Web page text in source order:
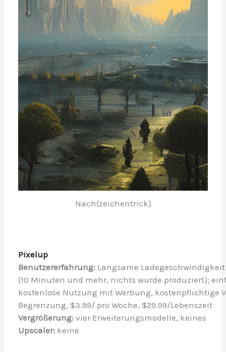
Nach(zeichentrick)
Pixelup
Benutzererfahrung: Langsame
(10 Minuten und mehr, nichts wurde produziert);
kostenlose Nutzung mit Werbung, kostenpflichtige
Begrenzung, $3.99/ pro Woche, $29.99/Lebenszeit
Vergrößerung: vier Erweiterungsmodelle, keines
Upscaler: keine